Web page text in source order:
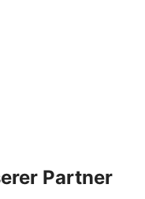
Partner